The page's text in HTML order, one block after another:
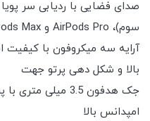
سوم)، AirPods Pro و AirPods Max
آرایه سه میکروفون با کیفیت
بالا و شکل دهی پرتو جهت
جک هدفون 3.5
امپدانس بالا